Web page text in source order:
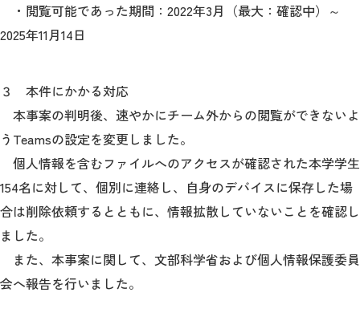
・閲覧可能であった期間：2022年3月（最大：確認中）～
2025年11月14日
３ 本件にかかる対応
本事案の判明後、速やかにチーム外からの閲覧ができないよ
うTeamsの設定を変更しました。
個人情報を含むファイルへのアクセスが確認された本学学生
154名に対して、個別に連絡し、自身のデバイスに保存した場
合は削除依頼するとともに、情報拡散していないことを確認し
ました。
また、本事案に関して、文部科学省および個人情報保護委員
会へ報告を行いました。